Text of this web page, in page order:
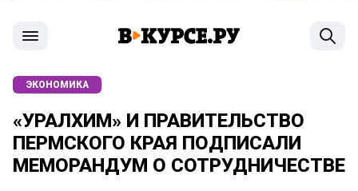
ЭКОНОМИКА
«УРАЛХИМ» И ПРАВИТЕЛЬСТВО
ПЕРМСКОГО КРАЯ ПОДПИСАЛИ
МЕМОРАНДУМ О СОТРУДНИЧЕСТВЕ